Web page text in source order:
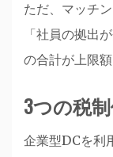
ただ、マッチ
「社員の拠出
の合計が上限
3つの税
企業型DCを利